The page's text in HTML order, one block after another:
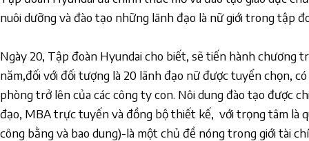
nuôi dưỡng và đào tạo những lãnh đạo là nữ giới trong tập
Ngày 20, Tập đoàn Hyundai cho biết, sẽ tiến hành chương
năm,đối với đối tượng là 20 lãnh đạo nữ được tuyển chọn,
phòng trở lên của các công ty con. Nôi dung đào tạo được
đạo, MBA trực tuyến và đồng bộ thiết kế, với trọng tâm là
công bằng và bao dung)-là một chủ đề nóng trong giới tài